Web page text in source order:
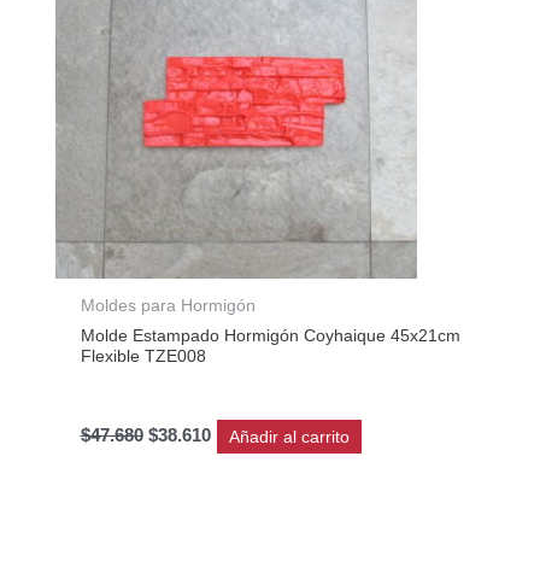
Moldes para Hormigón
Molde Estampado Hormigón Coyhaique 45x21cm
Flexible TZE008
$47.680 $38.610 Añadir al carrito